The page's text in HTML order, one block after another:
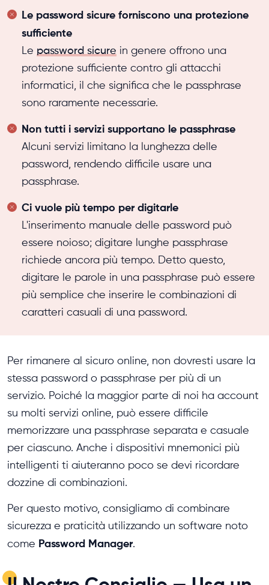
Le password sicure forniscono una protezione
sufficiente
Le password sicure in genere offrono una
protezione sufficiente contro gli attacchi
informatici, il che significa che le passphrase
sono raramente necessarie.
Non tutti i servizi supportano le passphrase
Alcuni servizi limitano la lunghezza delle
password, rendendo difficile usare una
passphrase.
Ci vuole più tempo per digitarle
L'inserimento manuale delle password può
essere noioso; digitare lunghe passphrase
richiede ancora più tempo. Detto questo,
digitare le parole in una passphrase può essere
più semplice che inserire le combinazioni di
caratteri casuali di una password.
Per rimanere al sicuro online, non dovresti usare la
stessa password o passphrase per più di un
servizio. Poiché la maggior parte di noi ha account
su molti servizi online, può essere difficile
memorizzare una passphrase separata e casuale
per ciascuno. Anche i dispositivi mnemonici più
intelligenti ti aiuteranno poco se devi ricordare
dozzine di combinazioni.
Per questo motivo, consigliamo di combinare
sicurezza e praticità utilizzando un software noto
come Password Manager.